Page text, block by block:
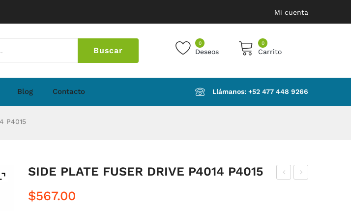
Mi cuenta
Buscar
0
Deseos
0
Carrito
No products in the cart.
Blog Contacto Llámanos: ‪+52 477 448 9266‬
P4015
SIDE PLATE FUSER DRIVE P4014 P4015
$567.00